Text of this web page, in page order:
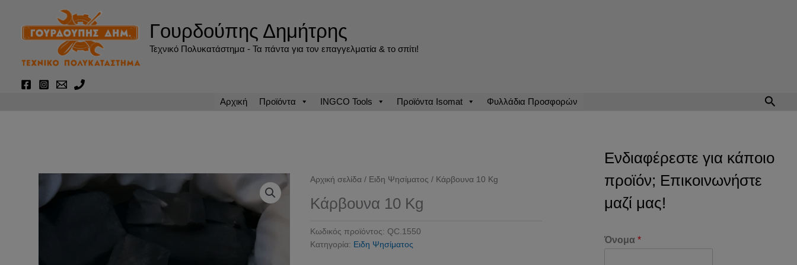
περιεχόμενο
Γουρδούπης Δημήτρης
Τεχνικό Πολυκατάστημα - Τα πάντα για τον επαγγελματία & το σπίτι!
Αρχική Προϊόντα INGCO Tools Προϊόντα Isomat Φυλλάδια Προσφορών
Αρχική σελίδα / Ειδη Ψησίματος / Κάρβουνα 10 Kg
Κάρβουνα 10 Kg
Κωδικός προϊόντος: QC.1550
Κατηγορία: Ειδη Ψησίματος
Ενδιαφέρεστε για κάποιο
προϊόν; Επικοινωνήστε
μαζί μας!
Όνομα *